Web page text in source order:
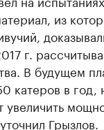
из
г.
В будущем
катеров в год,
увеличить
Грызлов.